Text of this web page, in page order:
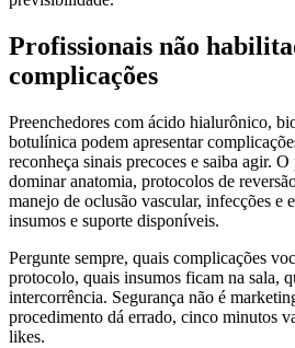
Profissionais não
complicações
Preenchedores com ácido hialurônico,
botulínica podem apresentar
reconheça sinais precoces e saiba agir.
dominar anatomia, protocolos de
manejo de oclusão vascular, infecções e
insumos e suporte disponíveis.
Pergunte sempre, quais complicações
protocolo, quais insumos ficam na sala,
intercorrência. Segurança não é
procedimento dá errado, cinco minutos
likes.